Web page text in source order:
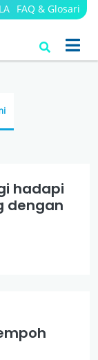
FAQ & Glosari
hadapi
dengan